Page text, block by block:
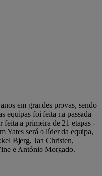
em grandes provas, sendo
equipas foi feita na passada
feita a primeira de 21 etapas -
Yates será o líder da equipa,
Bjerg, Jan Christen,
e António Morgado.